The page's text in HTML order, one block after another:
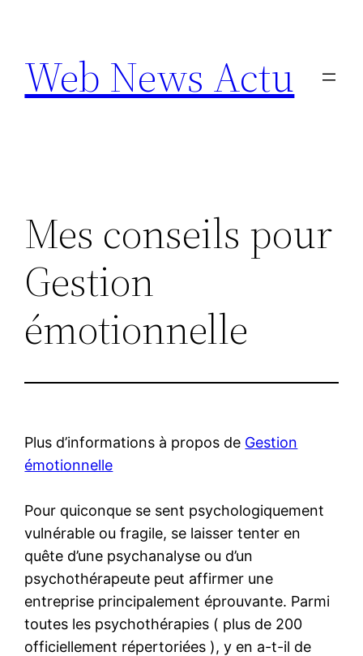
contenu
Web News Actu
Mes conseils pour
Gestion
émotionnelle
Plus d’informations à propos de Gestion
émotionnelle
Pour quiconque se sent psychologiquement
vulnérable ou fragile, se laisser tenter en
quête d’une psychanalyse ou d’un
psychothérapeute peut affirmer une
entreprise principalement éprouvante. Parmi
toutes les psychothérapies ( plus de 200
officiellement répertoriées ), y en a-t-il de